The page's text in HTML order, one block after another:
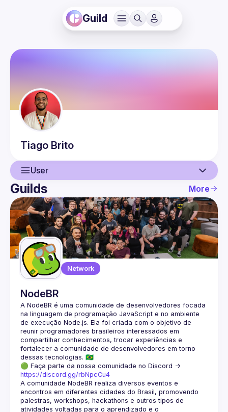
Guild
Tiago Brito
User
User
Events
Guilds
Guilds More
Network
NodeBR
A NodeBR é uma comunidade de desenvolvedores focada
na linguagem de programação JavaScript e no ambiente
de execução Node.js. Ela foi criada com o objetivo de
reunir programadores brasileiros interessados em
compartilhar conhecimentos, trocar experiências e
fortalecer a comunidade de desenvolvedores em torno
🟢 Faça parte da nossa comunidade no Discord ->
https://discord.gg/rbNpcCu4
A comunidade NodeBR realiza diversos eventos e
encontros em diferentes cidades do Brasil, promovendo
palestras, workshops, hackathons e outros tipos de
atividades voltadas para o aprendizado e o